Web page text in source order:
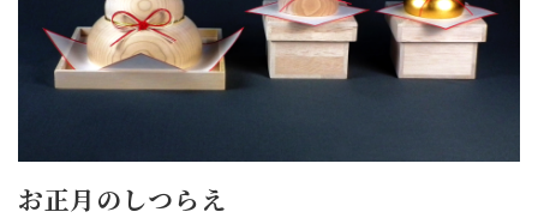
お正月のしつらえ